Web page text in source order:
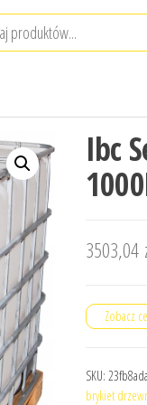
Ibc
3503,04
Zobacz
SKU:
brykiet